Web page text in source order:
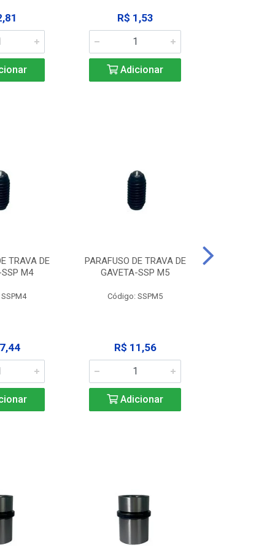
R$ 1,53
Adicionar
TRAVA DE
M4
PARAFUSO DE TRAVA DE
GAVETA-SSP M5
Código: SSPM5
R$ 11,56
Adicionar